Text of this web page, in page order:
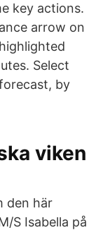
key actions.
arrow on
Select
by
viken
den här
S Isabella på